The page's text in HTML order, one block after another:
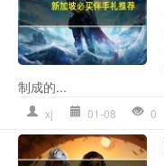
制成的...
xj 01-08 0